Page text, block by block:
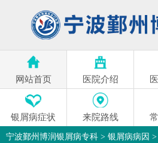
网站首页 医院介绍
银屑病症状 来院路线
宁波鄞州博润银屑病专科 > 银屑病病因 >